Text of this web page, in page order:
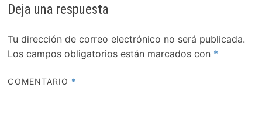
Deja una respuesta
Tu dirección de correo electrónico no será publicada.
Los campos obligatorios están marcados con *
COMENTARIO *